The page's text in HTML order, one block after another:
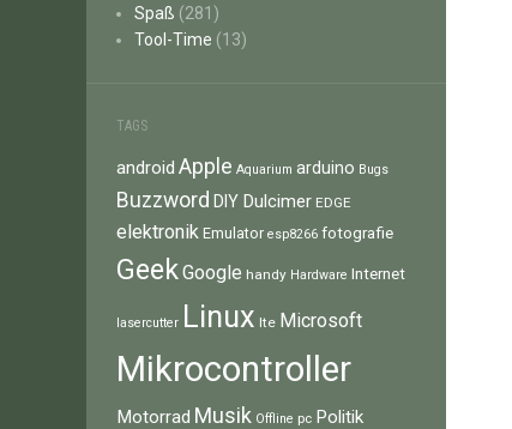
Spaß (281)
Tool-Time (13)
TAGS
android Apple Aquarium arduino Bugs
Buzzword DIY Dulcimer EDGE
elektronik Emulator esp8266 fotografie
GeekGoogle handy Hardware Internet
lasercutter Linux lte Microsoft
Mikrocontroller
Motorrad Musik Offline pc Politik